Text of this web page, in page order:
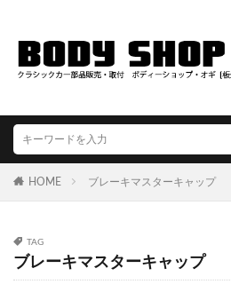
HOME ブレーキマスターキャップ
TAG
ブレーキマスターキャップ